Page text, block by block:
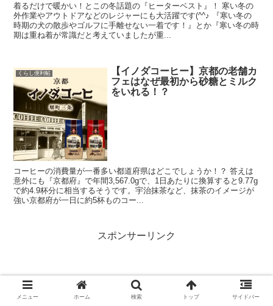
着るだけで暖かい！とこの冬話題の『ヒーターベスト』！ 寒い冬の
外作業やアウトドアなどのレジャーにも大活躍です(^^♪ 『寒い冬の
時期の犬の散歩やゴルフに手離せない一着です！』とか『寒い冬の時
期は重ね着が常識だと考えていましたが重...
くらし便利帖
【イノダコーヒー】京都の老舗カ
フェはなぜ最初から砂糖とミルク
をいれる！？
コーヒーの消費量が一番多い都道府県はどこでしょうか！？ 答えは
意外にも『京都府』で年間3,567.0gで、1日あたりに換算すると9.77g
で約4.9杯分に相当するそうです。宇治抹茶など、抹茶のイメージが
強い京都府が一日に約5杯ものコー...
スポンサーリンク
メニュー ホーム 検索 トップ サイドバー